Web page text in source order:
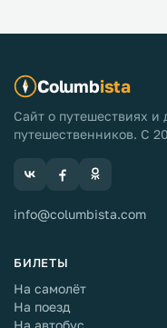
Columbista
Сайт о путешествиях и
путешественников. С
info@columbista.com
БИЛЕТЫ
На самолёт
На поезд
На автобус